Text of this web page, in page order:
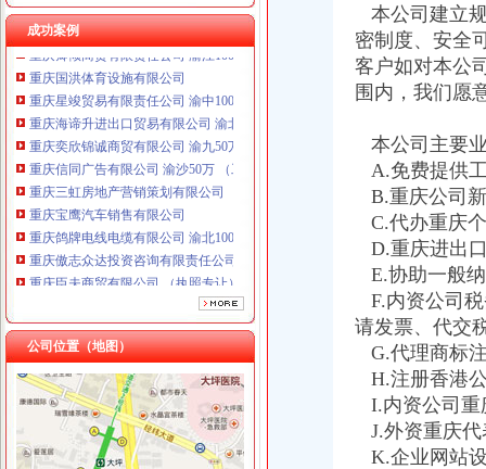
成功案例
重庆臣夫商贸有限公司 （执照专让）
重庆卿倾商贸有限责任公司 渝江100万 （工商注册）
重庆国洪体育设施有限公司
重庆星竣贸易有限责任公司 渝中100万 （进出口权）
重庆海谛升进出口贸易有限公司 渝北100万 （进出口权）
重庆奕欣锦诚商贸有限公司 渝九50万 （工商注册）
重庆信同广告有限公司 渝沙50万 （工商注册）
重庆三虹房地产营销策划有限公司
重庆宝鹰汽车销售有限公司
重庆鸽牌电线电缆有限公司 渝北10010万 (进出口权)
重庆傲志众达投资咨询有限责任公司 渝九1000万 （增资）
重庆臣夫商贸有限公司 （执照专让）
重庆卿倾商贸有限责任公司 渝江100万 （工商注册）
重庆星竣贸易有限责任公司 渝中100万 （进出口权）
重庆海谛升进出口贸易有限公司 渝北100万 （进出口权）
重庆奕欣锦诚商贸有限公司 渝九50万 （工商注册）
重庆信同广告有限公司 渝沙50万 （工商注册）
重庆三虹房地产营销策划有限公司
重庆宝鹰汽车销售有限公司
公司位置（地图）
渝中区办执照
1029__重庆公司执照代办|重庆公司注册代办_重庆齐齐会计代账公司
1029_重庆代理记账,重庆企业执照代办,代办各类资质证_重庆代理
洋快餐品牌开一家小吃加盟店要办什么手续-郑5美0z的空间-搜狐博客
卫生执照公司_卫生执照厂家_公司页-阿里巴巴
重庆办公专员招聘|重庆办公专员职位信息汇总|办公专员重庆招聘分类-
本公司建立
密制度、安全
客户如对本公
围内，我们愿
本公司主要
A.免费提供
B.重庆公司
C.代办重庆
D.重庆进出
E.协助一般
F.内资公司
请发票、代交
G.代理商标
H.注册香港
I.内资公司重
J.外资重庆代
K.企业网站